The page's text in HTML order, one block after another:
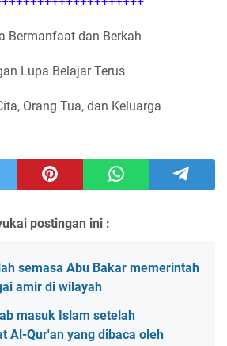
Bermanfaat dan Berkah
Lupa Belajar Terus
Orang Tua, dan Keluarga
postingan ini :
semasa Abu Bakar memerintah
amir di wilayah
masuk Islam setelah
Al-Qur'an yang dibaca oleh